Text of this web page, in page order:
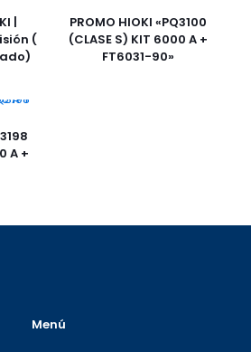
|
(
PROMO HIOKI «PQ3100
(CLASE S) KIT 6000 A +
FT6031-90»
A +
Menú